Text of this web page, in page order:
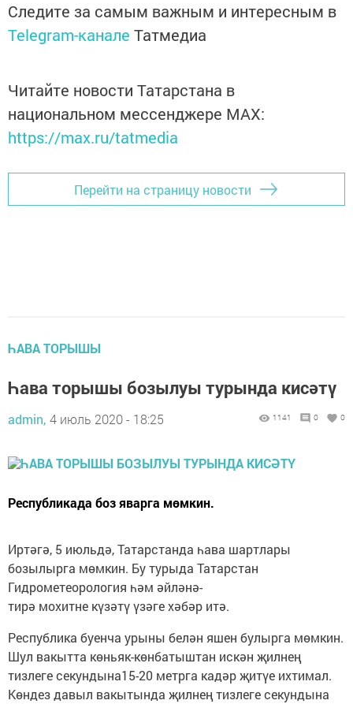
Следите за самым важным и интересным в
Telegram-канале Татмедиа
Читайте новости Татарстана в
национальном мессенджере MАХ:
https://max.ru/tatmedia
Перейти на страницу новости
ҺАВА ТОРЫШЫ
Һава торышы бозылуы турында кисәтү
admin, 4 июль 2020 - 18:25 1141 0 0
Республикада боз яварга мөмкин.
Иртәгә, 5 июльдә, Татарстанда һава шартлары
бозылырга мөмкин. Бу турыда Татарстан
Гидрометеорология һәм әйләнә-
тирә мохитне күзәтү үзәге хәбәр итә.
Республика буенча урыны белән яшен булырга мөмкин.
Шул вакытта көньяк-көнбатыштан искән җилнең
тизлеге секундына15-20 метрга кадәр җитүе ихтимал.
Көндез давыл вакытында җилнең тизлеге секундына